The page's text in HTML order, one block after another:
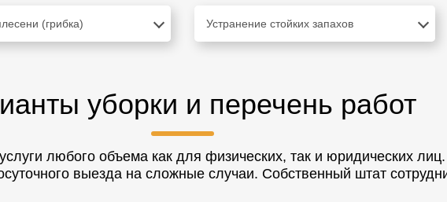
(грибка) Устранение стойких запахов
уборки и перечень работ
любого объема как для физических, так и юридических лиц.
выезда на сложные случаи. Собственный штат